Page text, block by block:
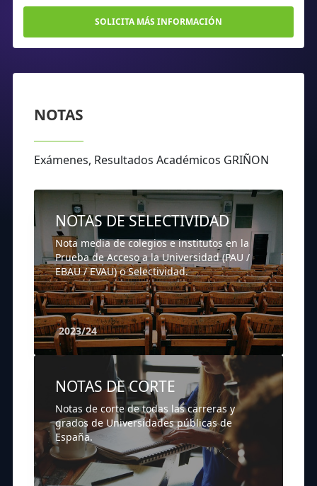
SOLICITA MÁS INFORMACIÓN
NOTAS
Exámenes, Resultados Académicos GRIÑON
NOTAS DE SELECTIVIDAD
Nota media de colegios e institutos en la
Prueba de Acceso a la Universidad (PAU /
EBAU / EVAU) o Selectividad.
2023/24
NOTAS DE CORTE
Notas de corte de todas las carreras y
grados de Universidades públicas de
España.